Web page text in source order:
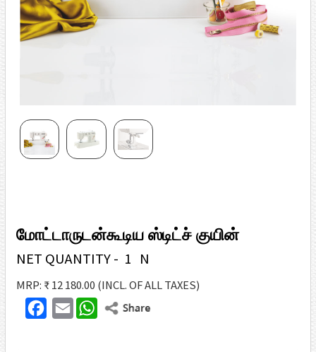
மோட்டாருடன்கூடிய ஸ்டிட்ச் குயின்
NET QUANTITY - 1 N
MRP: ₹ 12 180.00 (INCL. OF ALL TAXES)
F
T E W